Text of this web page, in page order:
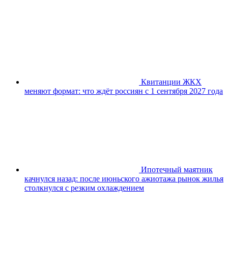
Квитанции ЖКХ
меняют формат: что ждёт россиян с 1 сентября 2027 года
Ипотечный маятник
качнулся назад: после июньского ажиотажа рынок жилья
столкнулся с резким охлаждением